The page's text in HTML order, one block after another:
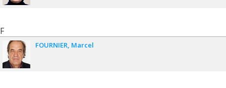
F
FOURNIER Marcel